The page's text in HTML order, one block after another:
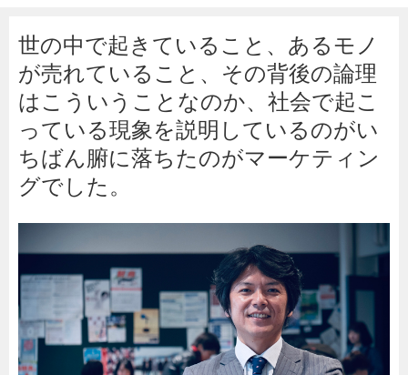
世の中で起きていること、あるモノ
が売れていること、その背後の論理
はこういうことなのか、社会で起こ
っている現象を説明しているのがい
ちばん腑に落ちたのがマーケティン
グでした。